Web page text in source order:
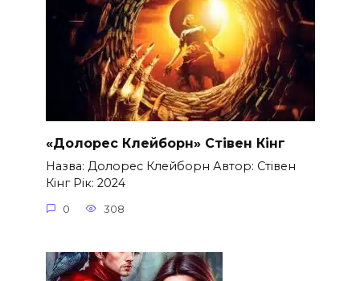
«Долорес Клейборн» Стівен Кінг
Назва: Долорес Клейборн Автор: Стівен
Кінг Рік: 2024
0 308